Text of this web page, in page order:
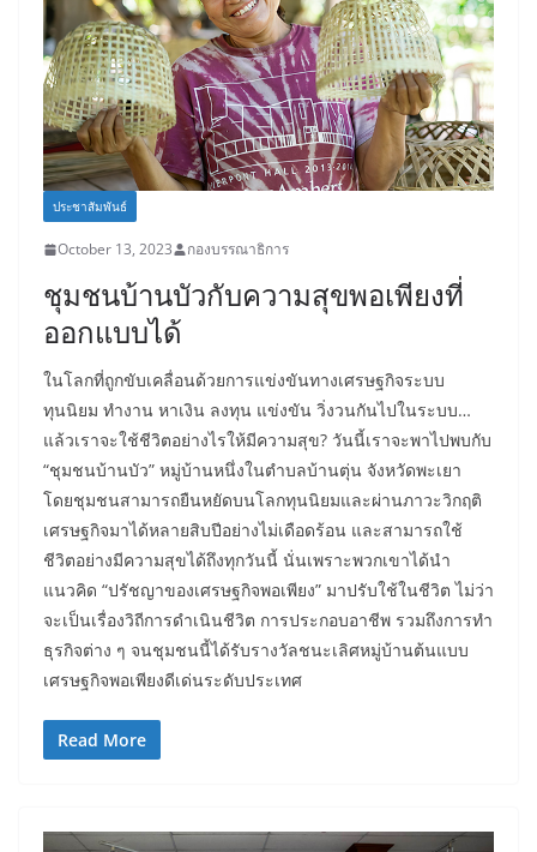
ประชาสัมพันธ์
October 13, 2023 กองบรรณาธิการ
ชุมชนบ้านบัวกับความสุขพอเพียงที่
ออกแบบได้
ในโลกที่ถูกขับเคลื่อนด้วยการแข่งขันทางเศรษฐกิจระบบ
ทุนนิยม ทำงาน หาเงิน ลงทุน แข่งขัน วิ่งวนกันไปในระบบ…
แล้วเราจะใช้ชีวิตอย่างไรให้มีความสุข? วันนี้เราจะพาไปพบกับ
“ชุมชนบ้านบัว” หมู่บ้านหนึ่งในตำบลบ้านตุ่น จังหวัดพะเยา
โดยชุมชนสามารถยืนหยัดบนโลกทุนนิยมและผ่านภาวะวิกฤติ
เศรษฐกิจมาได้หลายสิบปีอย่างไม่เดือดร้อน และสามารถใช้
ชีวิตอย่างมีความสุขได้ถึงทุกวันนี้ นั่นเพราะพวกเขาได้นำ
แนวคิด “ปรัชญาของเศรษฐกิจพอเพียง” มาปรับใช้ในชีวิต ไม่ว่า
จะเป็นเรื่องวิถีการดำเนินชีวิต การประกอบอาชีพ รวมถึงการทำ
ธุรกิจต่าง ๆ จนชุมชนนี้ได้รับรางวัลชนะเลิศหมู่บ้านต้นแบบ
เศรษฐกิจพอเพียงดีเด่นระดับประเทศ
Read More